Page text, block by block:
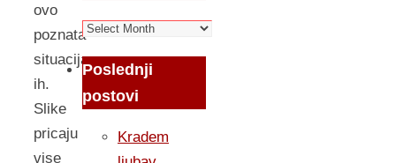
ovo
poznata
situacija,
ih.
Slike
pricaju
vise
Arhiva
Poslednji
postovi
Kradem